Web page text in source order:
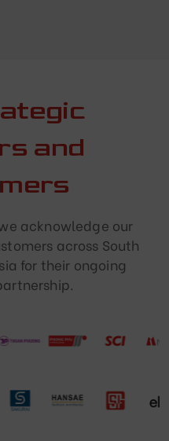
and
acknowledge our
across South
for their ongoing